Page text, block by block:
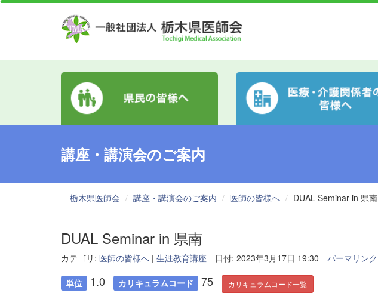
講座・講演会のご案内
栃木県医師会 講座・講演会のご案内 医師の皆様へ DUAL Seminar in 県南
DUAL Seminar in 県南
カテゴリ: 医師の皆様へ | 生涯教育講座 日付: 2023年3月17日 19:30 パーマリンク
単位 1.0 カリキュラムコード 75 カリキュラムコード一覧